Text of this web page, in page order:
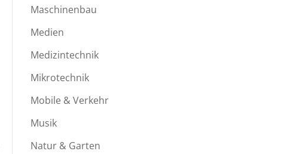
Maschinenbau
Medien
Medizintechnik
Mikrotechnik
Mobile & Verkehr
Musik
Natur & Garten